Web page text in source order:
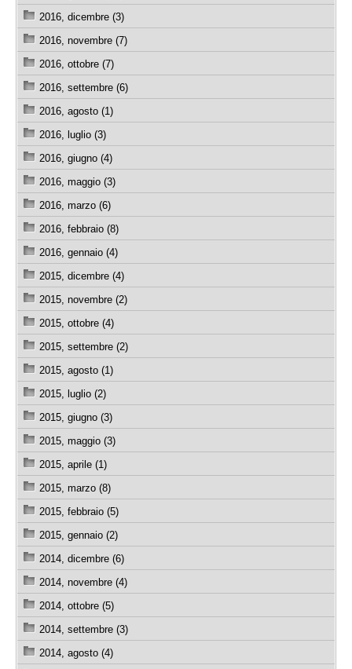
2016, dicembre (3)
2016, novembre (7)
2016, ottobre (7)
2016, settembre (6)
2016, agosto (1)
2016, luglio (3)
2016, giugno (4)
2016, maggio (3)
2016, marzo (6)
2016, febbraio (8)
2016, gennaio (4)
2015, dicembre (4)
2015, novembre (2)
2015, ottobre (4)
2015, settembre (2)
2015, agosto (1)
2015, luglio (2)
2015, giugno (3)
2015, maggio (3)
2015, aprile (1)
2015, marzo (8)
2015, febbraio (5)
2015, gennaio (2)
2014, dicembre (6)
2014, novembre (4)
2014, ottobre (5)
2014, settembre (3)
2014, agosto (4)